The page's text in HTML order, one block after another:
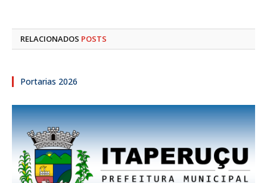
RELACIONADOS POSTS
Portarias 2026